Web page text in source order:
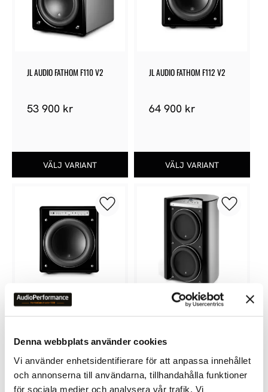
Denna webbplats använder cookies
Vi använder enhetsidentifierare för att anpassa innehållet
och annonserna till användarna, tillhandahålla funktioner
för sociala medier och analysera vår trafik. Vi
JL AUDIO FATHOM F110 V2
53 900 kr
JL AUDIO FATHOM F112 V2
64 900 kr
JL AUDIO FATHOM F113 V2
Lägg till i favoriter
JL AUDIO GOTHAM G213 V2
Lägg till